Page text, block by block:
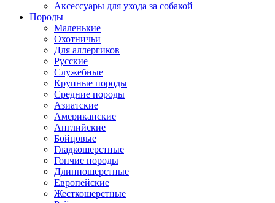
Аксессуары для ухода за собакой
Породы
Маленькие
Охотничьи
Для аллергиков
Русские
Служебные
Крупные породы
Средние породы
Азиатские
Американские
Английские
Бойцовые
Гладкошерстные
Гончие породы
Длинношерстные
Европейские
Жесткошерстные